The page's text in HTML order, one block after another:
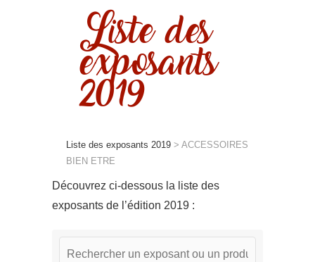
Liste des
exposants
2019
Liste des exposants 2019 > ACCESSOIRES
BIEN ETRE
Découvrez ci-dessous la liste des
exposants de l’édition 2019 :